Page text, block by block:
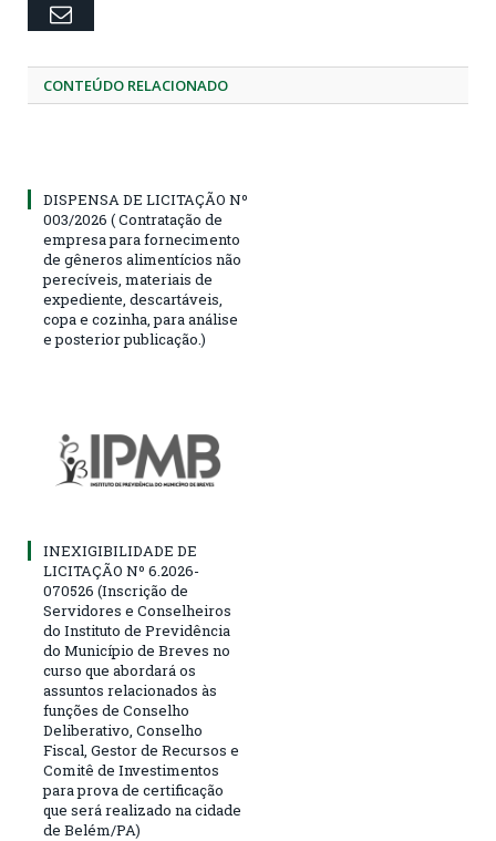
Email
CONTEÚDO RELACIONADO
DISPENSA DE LICITAÇÃO Nº
003/2026 ( Contratação de
empresa para fornecimento
de gêneros alimentícios não
perecíveis, materiais de
expediente, descartáveis,
copa e cozinha, para análise
e posterior publicação.)
INEXIGIBILIDADE DE
LICITAÇÃO Nº 6.2026-
070526 (Inscrição de
Servidores e Conselheiros
do Instituto de Previdência
do Município de Breves no
curso que abordará os
assuntos relacionados às
funções de Conselho
Deliberativo, Conselho
Fiscal, Gestor de Recursos e
Comitê de Investimentos
para prova de certificação
que será realizado na cidade
de Belém/PA)